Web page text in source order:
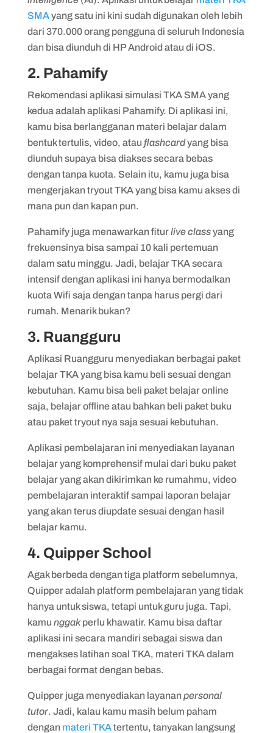
SMAyang satu ini kini sudah digunakan oleh lebih
dari 370.000 orang pengguna di seluruh Indonesia
dan bisa diunduh di HP Android atau di iOS.
2. Pahamify
Rekomendasi aplikasi simulasi TKA SMA yang
kedua adalah aplikasi Pahamify. Di aplikasi ini,
kamu bisa berlangganan materi belajar dalam
bentuk tertulis, video, atau flashcardyang bisa
diunduh supaya bisa diakses secara bebas
dengan tanpa kuota. Selain itu, kamu juga bisa
mengerjakan tryout TKA yang bisa kamu akses di
mana pun dan kapan pun.
Pahamify juga menawarkan fiturlive classyang
frekuensinya bisa sampai 10 kali pertemuan
dalam satu minggu. Jadi, belajar TKA secara
intensif dengan aplikasi ini hanya bermodalkan
kuota Wifi saja dengan tanpa harus pergi dari
rumah. Menarik bukan?
3. Ruangguru
Aplikasi Ruangguru menyediakan berbagai paket
belajar TKA yang bisa kamu beli sesuai dengan
kebutuhan. Kamu bisa beli paket belajar online
saja, belajar offline atau bahkan beli paket buku
atau paket tryout nya saja sesuai kebutuhan.
Aplikasi pembelajaran ini menyediakan layanan
belajar yang komprehensif mulai dari buku paket
belajar yang akan dikirimkan ke rumahmu, video
pembelajaran interaktif sampai laporan belajar
yang akan terus diupdate sesuai dengan hasil
belajar kamu.
4. Quipper School
Agak berbeda dengan tiga platform sebelumnya,
Quipper adalah platform pembelajaran yang tidak
hanya untuk siswa, tetapi untuk guru juga. Tapi,
kamu nggakperlu khawatir. Kamu bisa daftar
aplikasi ini secara mandiri sebagai siswa dan
mengakses latihan soal TKA, materi TKA dalam
berbagai format dengan bebas.
Quipper juga menyediakan layananpersonal
tutor. Jadi, kalau kamu masih belum paham
dengan materi TKAtertentu, tanyakan langsung